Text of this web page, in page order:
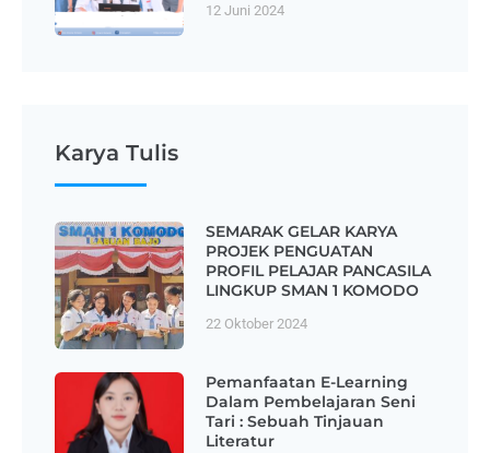
12 Juni 2024
Karya Tulis
SEMARAK GELAR KARYA
PROJEK PENGUATAN
PROFIL PELAJAR PANCASILA
LINGKUP SMAN 1 KOMODO
22 Oktober 2024
Pemanfaatan E-Learning
Dalam Pembelajaran Seni
Tari : Sebuah Tinjauan
Literatur